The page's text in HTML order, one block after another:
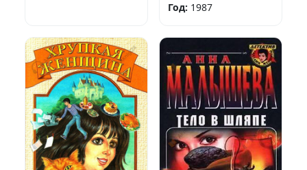
Год: 1987